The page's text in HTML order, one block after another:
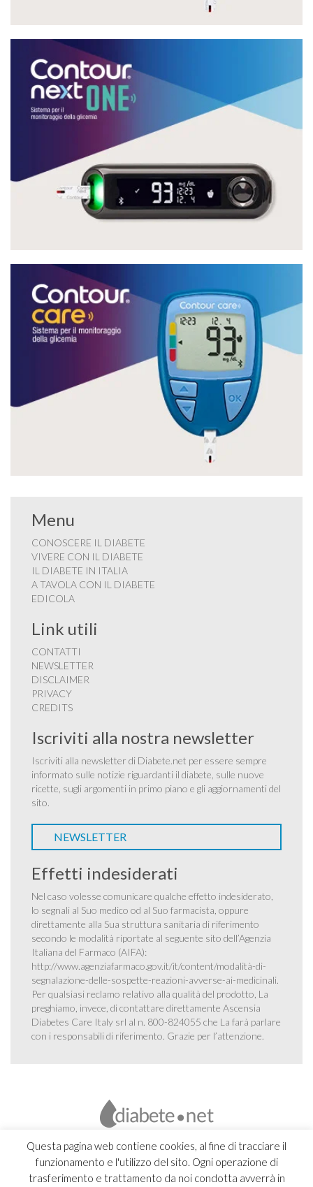
Questa pagina web contiene cookies, al fine di tracciare il
funzionamento e l'utilizzo del sito. Ogni operazione di
trasferimento e trattamento da noi condotta avverrà in
Menu
CONOSCERE IL DIABETE
VIVERE CON IL DIABETE
IL DIABETE IN ITALIA
A TAVOLA CON IL DIABETE
EDICOLA
Link utili
CONTATTI
NEWSLETTER
DISCLAIMER
PRIVACY
CREDITS
Iscriviti alla nostra newsletter
Iscriviti alla newsletter di Diabete.net per essere sempre
informato sulle notizie riguardanti il diabete, sulle nuove
ricette, sugli argomenti in primo piano e gli aggiornamenti del
sito.
NEWSLETTER
Effetti indesiderati
Nel caso volesse comunicare qualche effetto indesiderato,
lo segnali al Suo medico od al Suo farmacista, oppure
direttamente alla Sua struttura sanitaria di riferimento
secondo le modalità riportate al seguente sito dell’Agenzia
Italiana del Farmaco (AIFA):
http://www.agenziafarmaco.gov.it/it/content/modalità-di-
segnalazione-delle-sospette-reazioni-avverse-ai-medicinali.
Per qualsiasi reclamo relativo alla qualità del prodotto, La
preghiamo, invece, di contattare direttamente Ascensia
Diabetes Care Italy srl al n. 800-824055 che La farà parlare
con i responsabili di riferimento. Grazie per l’attenzione.